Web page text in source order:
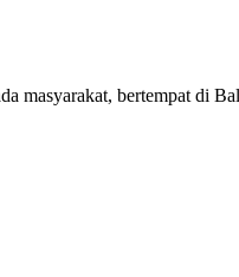
masyarakat, bertempat di